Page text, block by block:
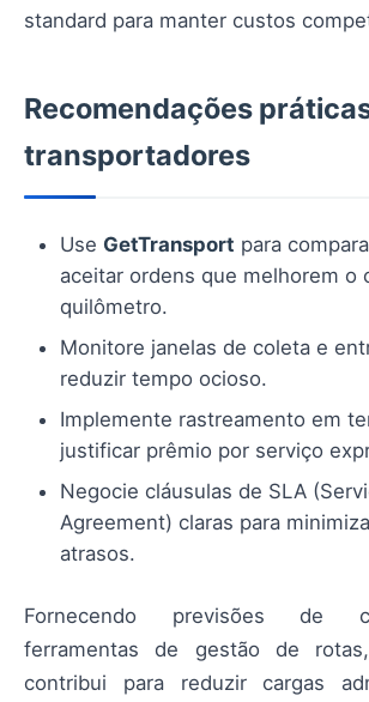
standard para manter custos
Recomendações
transportadores
Use GetTransport para
aceitar ordens que melhorem o
quilômetro.
Monitore janelas de coleta e
reduzir tempo ocioso.
Implemente rastreamento em
justificar prêmio por serviço
Negocie cláusulas de SLA
Agreement) claras para
atrasos.
Fornecendo previsões de
ferramentas de gestão de
contribui para reduzir cargas